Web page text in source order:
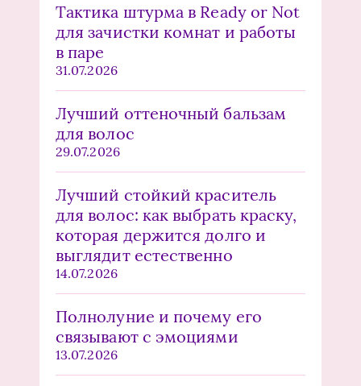
Тактика штурма в Ready or Not
для зачистки комнат и работы
в паре
31.07.2026
Лучший оттеночный бальзам
для волос
29.07.2026
Лучший стойкий краситель
для волос: как выбрать краску,
которая держится долго и
выглядит естественно
14.07.2026
Полнолуние и почему его
связывают с эмоциями
13.07.2026